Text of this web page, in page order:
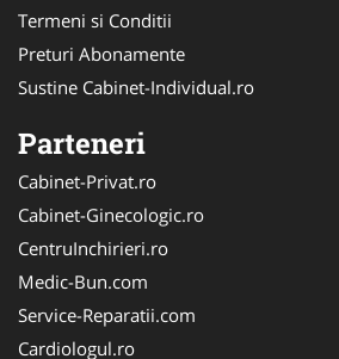
Termeni si Conditii
Preturi Abonamente
Sustine Cabinet-Individual.ro
Parteneri
Cabinet-Privat.ro
Cabinet-Ginecologic.ro
CentruInchirieri.ro
Medic-Bun.com
Service-Reparatii.com
Cardiologul.ro